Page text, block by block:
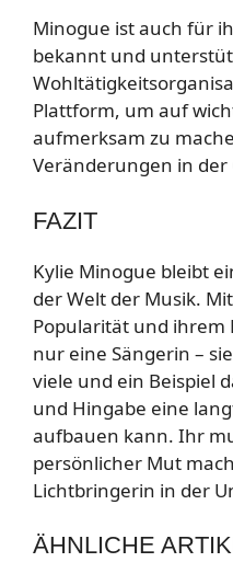
Minogue ist auch für
bekannt und
Plattform, um auf
aufmerksam zu
Veränderungen in der
FAZIT
Kylie Minogue bleibt
der Welt der Musik.
Popularität und ihrem
nur eine Sängerin –
viele und ein Beispiel
und Hingabe eine
aufbauen kann. Ihr
persönlicher Mut
Lichtbringerin in der
ÄHNLICHE